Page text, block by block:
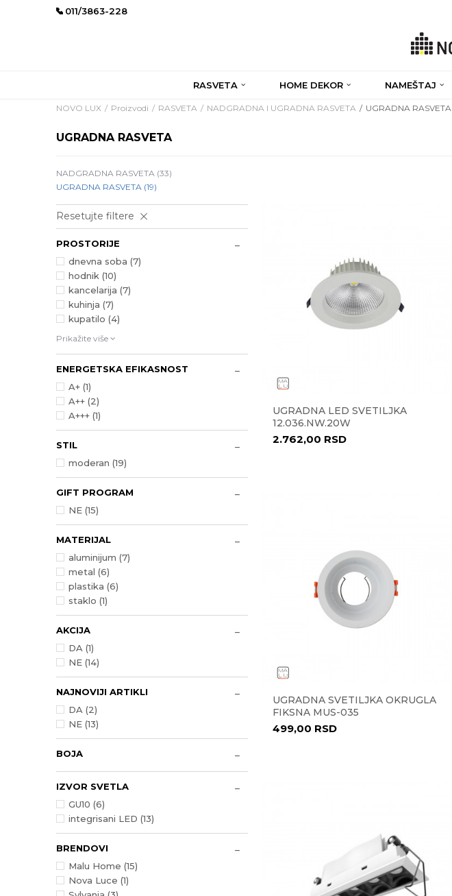
011/3863-228
RASVETA HOME DEKOR NAMEŠTAJ
NOVO LUX Proizvodi RASVETA NADGRADNA I UGRADNA RASVETA UGRADNA RASVETA
UGRADNA RASVETA
NADGRADNA RASVETA (33)
UGRADNA RASVETA (19)
Resetujte filtere
PROSTORIJE
dnevna soba (7)
hodnik (10)
kancelarija (7)
kuhinja (7)
kupatilo (4)
Prikažite više
ENERGETSKA EFIKASNOST
A+ (1)
A++ (2)
A+++ (1)
STIL
moderan (19)
GIFT PROGRAM
NE (15)
MATERIJAL
aluminijum (7)
metal (6)
plastika (6)
staklo (1)
AKCIJA
DA (1)
NE (14)
NAJNOVIJI ARTIKLI
DA (2)
NE (13)
BOJA
IZVOR SVETLA
GU10 (6)
integrisani LED (13)
BRENDOVI
Malu Home (15)
Nova Luce (1)
UGRADNA LED SVETILJKA
12.036.NW.20W
2.762,00 RSD
UGRADNA SVETILJKA OKRUGLA
FIKSNA MUS-035
499,00 RSD